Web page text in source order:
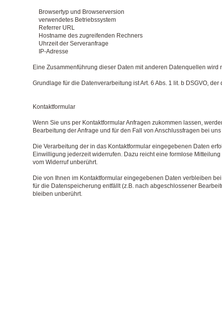
Browsertyp und Browserversion
verwendetes Betriebssystem
Referrer URL
Hostname des zugreifenden Rechners
Uhrzeit der Serveranfrage
IP-Adresse
Eine Zusammenführung dieser Daten mit anderen Datenquellen wird
Grundlage für die Datenverarbeitung ist Art. 6 Abs. 1 lit. b DSGVO,
Kontaktformular
Wenn Sie uns per Kontaktformular Anfragen zukommen lassen,
Bearbeitung der Anfrage und für den Fall von Anschlussfragen bei
Die Verarbeitung der in das Kontaktformular eingegebenen Daten
Einwilligung jederzeit widerrufen. Dazu reicht eine formlose
vom Widerruf unberührt.
Die von Ihnen im Kontaktformular eingegebenen Daten verbleiben
für die Datenspeicherung entfällt (z.B. nach abgeschlossener
bleiben unberührt.